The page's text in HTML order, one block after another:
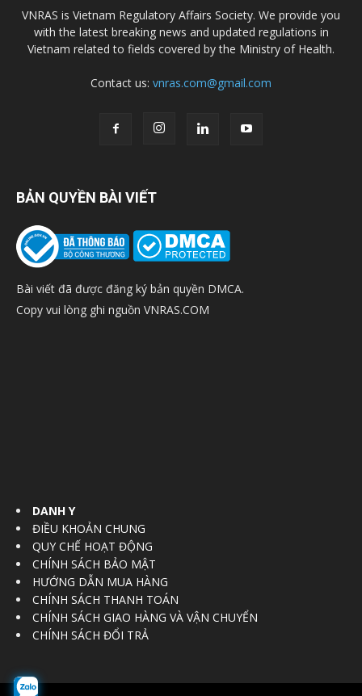
VNRAS is Vietnam Regulatory Affairs Society. We provide you
with the latest breaking news and updated regulations in
Vietnam related to fields covered by the Ministry of Health.
Contact us: vnras.com@gmail.com
BẢN QUYỀN BÀI VIẾT
Bài viết đã được đăng ký bản quyền DMCA.
Copy vui lòng ghi nguồn VNRAS.COM
DANH Y
ĐIỀU KHOẢN CHUNG
QUY CHẾ HOẠT ĐỘNG
CHÍNH SÁCH BẢO MẬT
HƯỚNG DẪN MUA HÀNG
CHÍNH SÁCH THANH TOÁN
CHÍNH SÁCH GIAO HÀNG VÀ VẬN CHUYỂN
CHÍNH SÁCH ĐỔI TRẢ